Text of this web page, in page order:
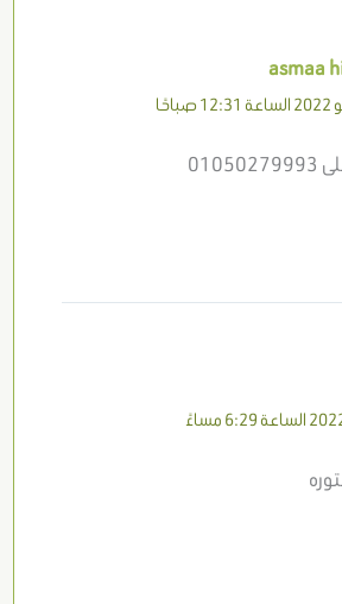
asmaa